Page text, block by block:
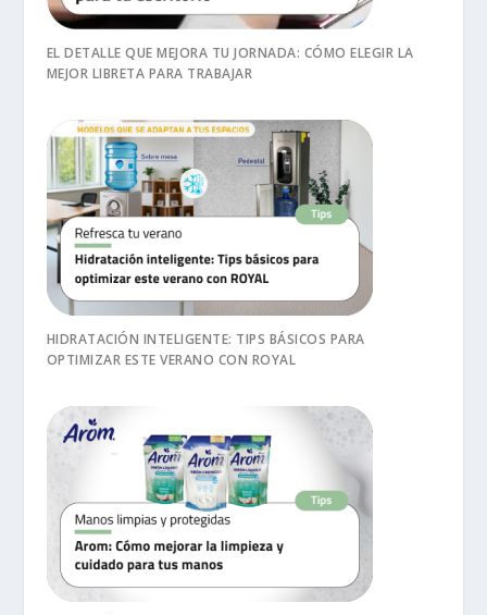
EL DETALLE QUE MEJORA TU JORNADA: CÓMO ELEGIR LA
MEJOR LIBRETA PARA TRABAJAR
HIDRATACIÓN INTELIGENTE: TIPS BÁSICOS PARA
OPTIMIZAR ESTE VERANO CON ROYAL